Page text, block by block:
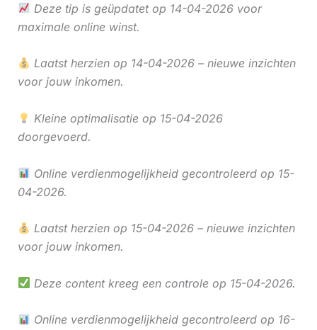
Deze tip is geüpdatet op 14-04-2026 voor
maximale online winst.
Laatst herzien op 14-04-2026 – nieuwe inzichten
voor jouw inkomen.
Kleine optimalisatie op 15-04-2026
doorgevoerd.
Online verdienmogelijkheid gecontroleerd op 15-
04-2026.
Laatst herzien op 15-04-2026 – nieuwe inzichten
voor jouw inkomen.
Deze content kreeg een controle op 15-04-2026.
Online verdienmogelijkheid gecontroleerd op 16-